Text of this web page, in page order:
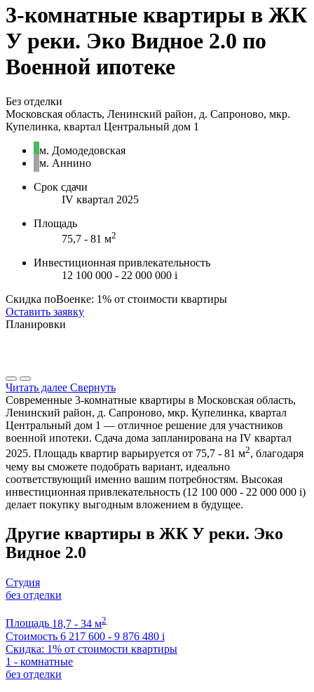
3-комнатные квартиры в ЖК
У реки. Эко Видное 2.0 по
Военной ипотеке
Без отделки
Московская область, Ленинский район, д. Сапроново, мкр.
Купелинка, квартал Центральный дом 1
м. Домодедовская
м. Аннино
Срок сдачи
IV квартал 2025
Площадь
75,7 - 81 м2
Инвестиционная привлекательность
12 100 000 - 22 000 000 i
Скидка поВоенке: 1% от стоимости квартиры
Оставить заявку
Планировки
Читать далее Свернуть
Современные 3-комнатные квартиры в Московская область,
Ленинский район, д. Сапроново, мкр. Купелинка, квартал
Центральный дом 1 — отличное решение для участников
военной ипотеки. Сдача дома запланирована на IV квартал
2025. Площадь квартир варьируется от 75,7 - 81 м2, благодаря
чему вы сможете подобрать вариант, идеально
соответствующий именно вашим потребностям. Высокая
инвестиционная привлекательность (12 100 000 - 22 000 000 i)
делает покупку выгодным вложением в будущее.
Другие квартиры в ЖК У реки. Эко
Видное 2.0
Студия
без отделки
Площадь 18,7 - 34 м2
Стоимость 6 217 600 - 9 876 480 i
Скидка: 1% от стоимости квартиры
1 - комнатные
без отделки